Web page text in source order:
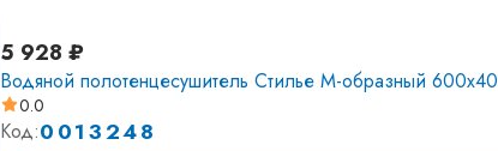
5 928 ₽
Водяной полотенцесушитель Стилье М-образный
0.0
Код:0013248